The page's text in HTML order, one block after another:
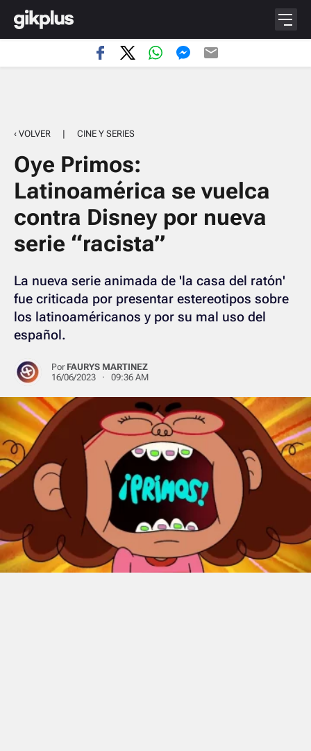
‹ VOLVER | CINE Y SERIES
Oye Primos:
Latinoamérica se vuelca
contra Disney por nueva
serie “racista”
La nueva serie animada de 'la casa del ratón'
fue criticada por presentar estereotipos sobre
los latinoaméricanos y por su mal uso del
español.
Por FAURYS MARTINEZ
16/06/2023 · 09:36 AM